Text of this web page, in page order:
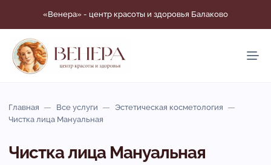
«Венера» - центр красоты и здоровья Балаково
Главная Все услуги
Эстетическая косметология
Чистка лица Мануальная
Чистка лица Мануальная